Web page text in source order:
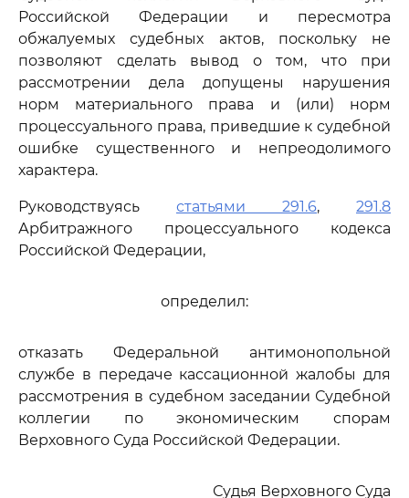
Российской Федерации и пересмотра
обжалуемых судебных актов, поскольку не
позволяют сделать вывод о том, что при
рассмотрении дела допущены нарушения
норм материального права и (или) норм
процессуального права, приведшие к судебной
ошибке существенного и непреодолимого
характера.
Руководствуясь статьями 291.6, 291.8
Арбитражного процессуального кодекса
Российской Федерации,
определил:
отказать Федеральной антимонопольной
службе в передаче кассационной жалобы для
рассмотрения в судебном заседании Судебной
коллегии по экономическим спорам
Верховного Суда Российской Федерации.
Судья Верховного Суда